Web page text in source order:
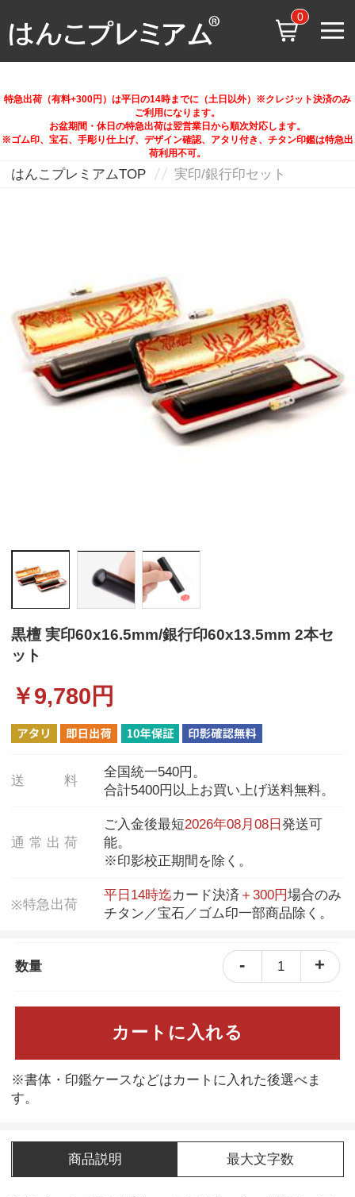
0
特急出荷（有料+300円）は平日の14時までに（土日以外）※クレジット決済のみ
ご利用になります。
お盆期間・休日の特急出荷は翌営業日から順次対応します。
※ゴム印、宝石、手彫り仕上げ、デザイン確認、アタリ付き、チタン印鑑は特急出
荷利用不可。
はんこプレミアムTOP 実印/銀行印セット
黒檀 実印60x16.5mm/銀行印60x13.5mm 2本セ
ット
￥9,780 円
送 料
全国統一540円。
合計5400円以上お買い上げ送料無料。
通 常 出 荷
ご入金後最短2026年08月08日発送可
能。
※印影校正期間を除く。
※特急出荷
平日14時迄カード決済 ＋300円場合のみ
チタン／宝石／ゴム印一部商品除く。
数量 - 1 +
カートに入れる
※書体・印鑑ケースなどはカートに入れた後選べま
す。
商品説明 最大文字数